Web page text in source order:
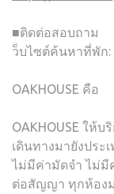
■ติดต่อสอบถาม
ว็บไซต์ค้นหาที่พัก:
OAKHOUSE คือ
OAKHOUSE ให้
เดินทางมายังประ
ไม่มีค่ามัดจำ ไม่มี
ต่อสัญญา ทุกห้อง